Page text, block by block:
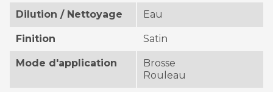
Dilution / Nettoyage Eau
Finition Satin
Mode d'application
Brosse
Rouleau